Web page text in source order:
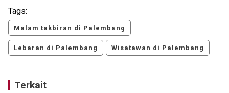
Tags:
Malam takbiran di Palembang
Lebaran di Palembang Wisatawan di Palembang
Terkait